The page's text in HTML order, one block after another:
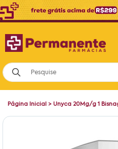
Página Inicial > Unyca 20Mg/g 1